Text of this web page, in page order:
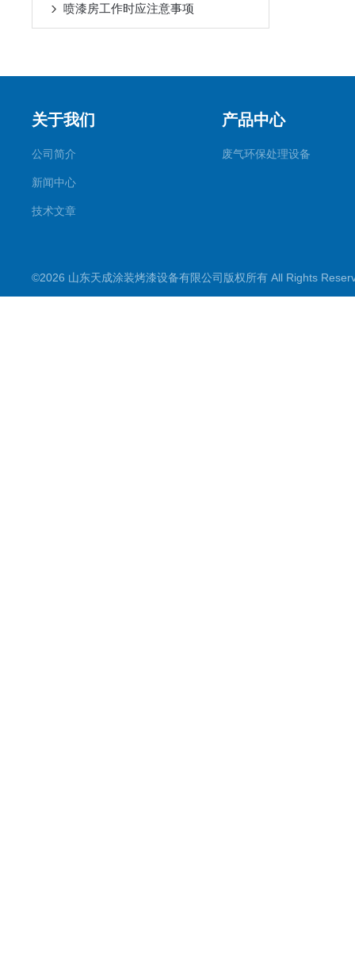
喷漆房工作时应注意事项
关于我们
公司简介
新闻中心
技术文章
产品中心
废气环保处理设备
©2026 山东天成涂装烤漆设备有限公司版权所有 All Rights